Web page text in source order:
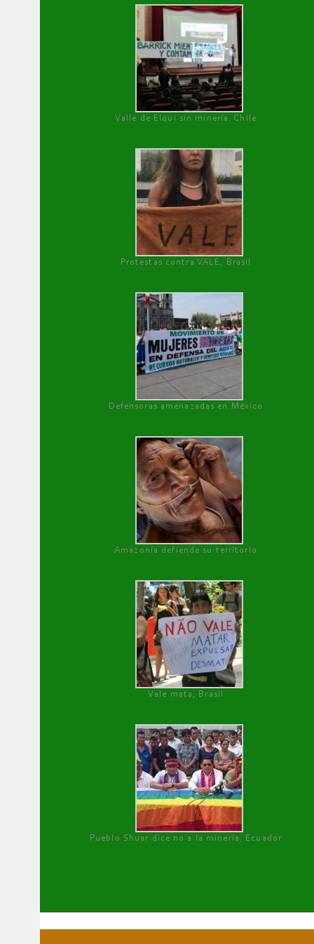
Valle de Elqui sin minería. Chile
Protestas contra VALE, Brasil
Defensoras amenazadas en México
Amazonía defiende su territorio
Vale mata, Brasil
Pueblo Shuar dice no a la minería, Ecuador